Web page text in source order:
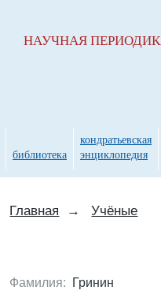
Главная → Учёные
Фамилия: Гринин
НАУЧНАЯ
библиотека
кондратьевская
энциклопедия